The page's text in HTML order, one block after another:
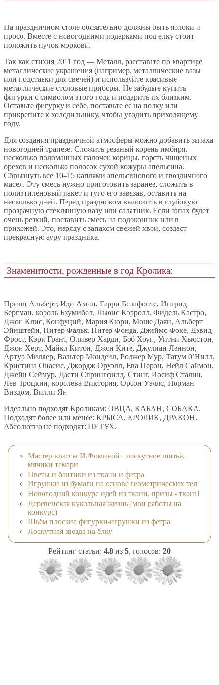
На праздничном столе обязательно должны быть яблоки и
просо. Вместе с новогодними подарками под елку стоит
положить пучок моркови.
Так как стихия 2011 год — Металл, расставьте по квартире
металлические украшения (например, металлические вазы
или подставки для свечей) и используйте красивые
металлические столовые приборы. Не забудьте купить
фигурки с символом этого года и подарить их близким.
Оставьте фигурку и себе, поставьте ее на полку или
прикрепите к холодильнику, чтобы угодить приходящему
году.
Для создания праздничной атмосферы можно добавить запаха
новогодней трапезе. Сложить резаный корень имбиря,
несколько поломанных палочек корицы, горсть чищеных
орехов и несколько полосок сухой кожуры апельсина.
Сбрызнуть все 10–15 каплями апельсинового и гвоздичного
масел. Эту смесь нужно приготовить заранее, сложить в
полиэтиленовый пакет и туго его завязав, оставить на
несколько дней. Перед праздником выложить в глубокую
прозрачную стеклянную вазу или салатник. Если запах будет
очень резкий, поставить смесь на подоконник или в
прихожей. Это, наряду с запахом свежей хвои, создаст
прекрасную ауру праздника.
Знаменитости, рожденные в год Кролика:
Принц Альберт, Иди Амин, Гарри Белафонте, Ингрид
Бергман, король Бхумибол, Льюис Кэрролл, Фидель Кастро,
Джон Клис, Конфуций, Мария Кюри, Моше Даян, Альберт
Эйнштейн, Питер Фальк, Питер Фонда, Джеймс Фоке, Дэвид
Фрост, Кэри Грант, Оливер Харди, Боб Хоуп, Уитни Хьюстон,
Джон Херт, Майкл Китон, Джон Ките, Джулиан Леннон,
Артур Миллер, Вальтер Мондейл, Роджер Мур, Татум 0’Нилл,
Кристина Онасис, Джордж Оруэлл, Ева Перон, Нейл Саймон,
Джейн Сеймур, Дасти Спрингфилд, Стинг, Иосиф Сталин,
Лев Троцкий, королева Виктория, Орсон Уэллс, Норман
Виздом, Вилли Ян
Идеально подходят Кроликам: ОВЦА, КАБАН, СОБАКА.
Подходят более или менее: КРЫСА, КРОЛИК, ДРАКОН.
Абсолютно не подходят: ПЕТУХ.
Мастер классы И.Фоминой - лоскутное шитьё,
мячики темари
Цветы и бантики из ткани и фетра
Игрушки из бумаги на основе геометрических тел
Новогодний конкурс идей из ткани, призы - ткань!
Деревенская кукольная жизнь (мои работы на
конкурс)
Шьём плоские фигурки-игрушки из фетра
Лоскутная звезда на ёлку
Рейтинг статьи: 4.8 из 5, голосов: 20